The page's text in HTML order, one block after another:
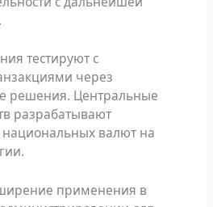
тестируют с
через
решения. Центральные
разрабатывают
валют на
применения в